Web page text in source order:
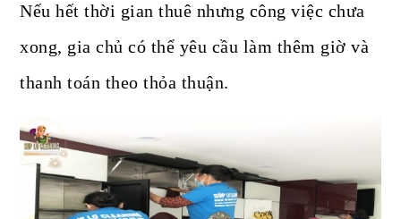
Nếu hết thời gian thuê nhưng công việc chưa
xong, gia chủ có thể yêu cầu làm thêm giờ và
thanh toán theo thỏa thuận.